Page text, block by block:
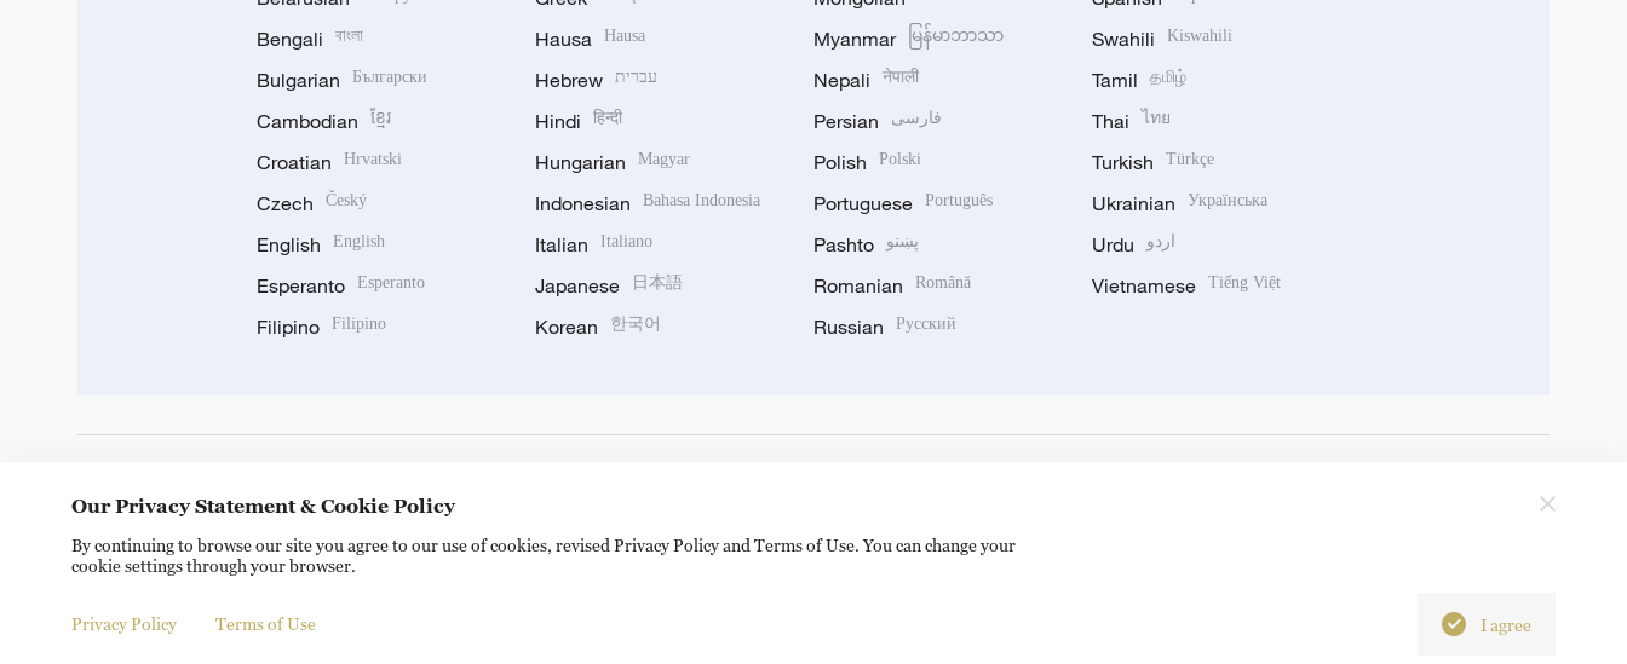
Bengali বাংলা
Bulgarian Български
Cambodian ខ្មែរ
Croatian Hrvatski
Czech Český
English English
Esperanto Esperanto
Filipino Filipino
Hausa Hausa
Hebrew עברית
Hindi हिन्दी
Hungarian Magyar
Indonesian Bahasa Indonesia
Italian Italiano
Japanese 日本語
Korean 한국어
Myanmar မြန်မာဘာသာ
Nepali नेपाली
Persian فارسی
Polish Polski
Portuguese Português
Pashto پښتو
Romanian Română
Russian Русский
Swahili Kiswahili
Tamil தமிழ்
Thai ไทย
Turkish Türkçe
Ukrainian Українська
Urdu اردو
Vietnamese Tiếng Việt
Copyright © 2024 CGTN. 京ICP备20000184号
Our Privacy Statement & Cookie Policy
By continuing to browse our site you agree to our use of cookies, revised Privacy Policy and Terms of Use. You can change your
cookie settings through your browser.
Privacy Policy Terms of Use I agree